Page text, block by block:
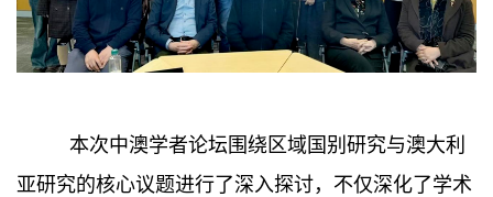
本次中澳学者论坛围绕区域国别研究与澳大利
亚研究的核心议题进行了深入探讨，不仅深化了学术